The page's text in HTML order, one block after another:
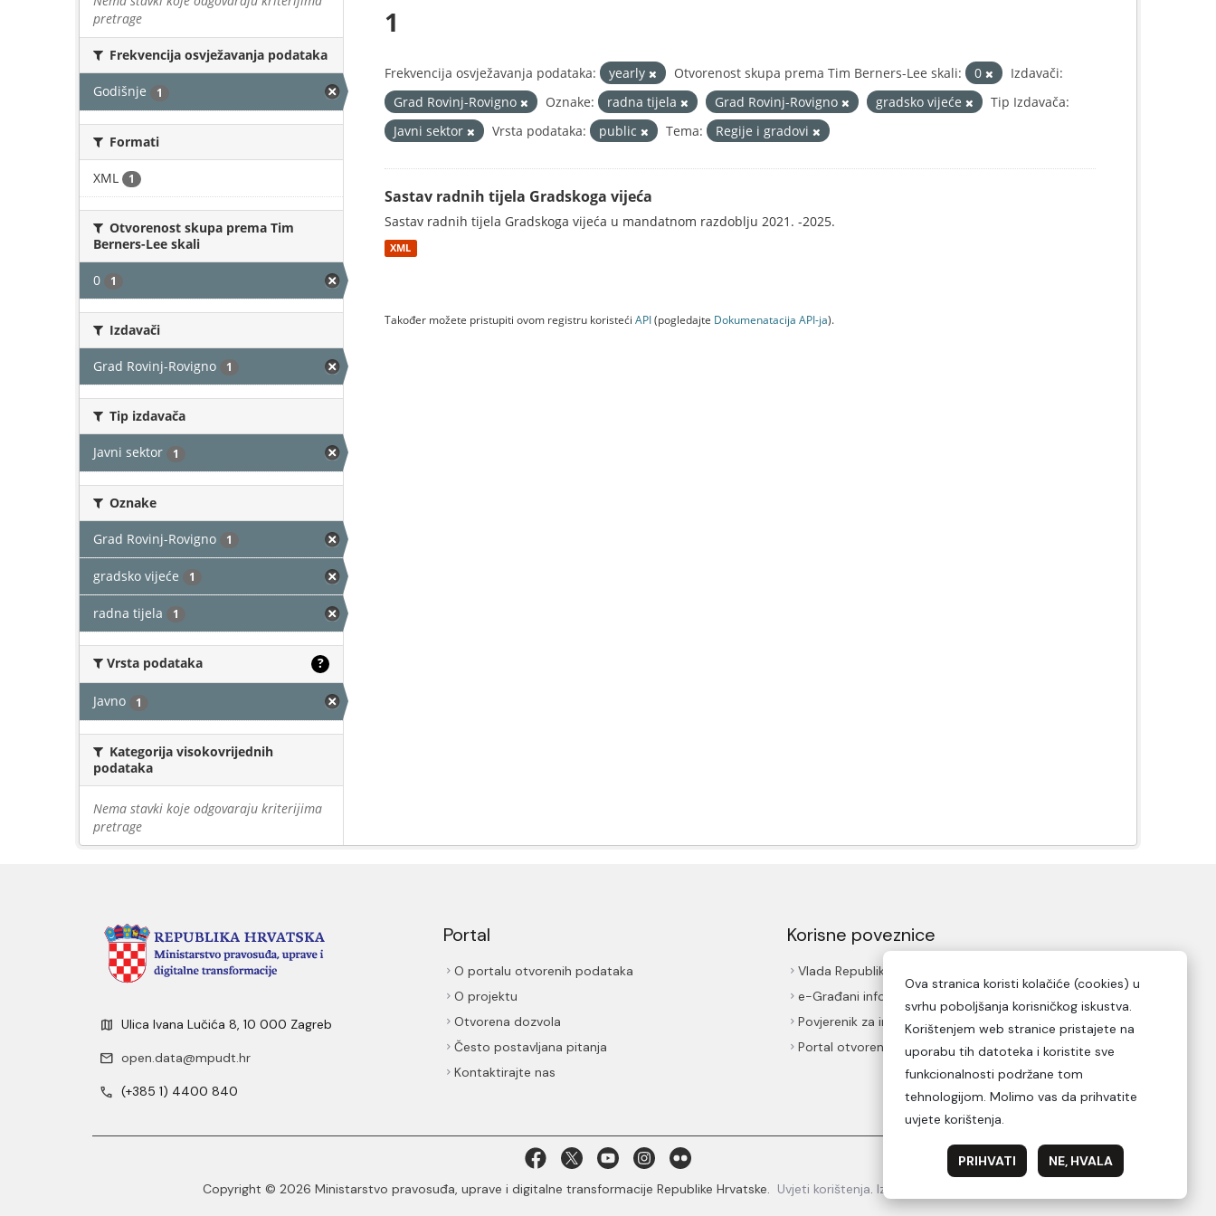
pretrage
Frekvencija osvježavanja podataka
Godišnje 1
Formati
XML 1
Otvorenost skupa prema Tim
Berners-Lee skali
0 1
Izdavači
Grad Rovinj-Rovigno 1
Tip izdavača
Javni sektor 1
Oznake
Grad Rovinj-Rovigno 1
gradsko vijeće 1
radna tijela 1
Vrsta podataka ?
Javno 1
Kategorija visokovrijednih
podataka
Nema stavki koje odgovaraju kriterijima
pretrage
1
Frekvencija osvježavanja podataka: yearly Otvorenost skupa prema Tim Berners-Lee skali: 0
Izdavači:
Grad Rovinj-Rovigno
Oznake: radna tijela Grad Rovinj-Rovigno gradsko vijeće
Tip Izdavača:
Javni sektor
Vrsta podataka: public Tema: Regije i gradovi
Sastav radnih tijela Gradskoga vijeća
Sastav radnih tijela Gradskoga vijeća u mandatnom razdoblju 2021. -2025.
XML
Također možete pristupiti ovom registru koristeći API(pogledajte Dokumenаtаcijа API-jа).